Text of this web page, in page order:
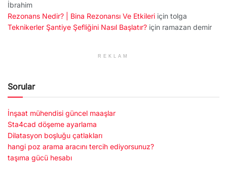
İbrahim
Rezonans Nedir? | Bina Rezonansı Ve Etkileri için tolga
Teknikerler Şantiye Şefliğini Nasıl Başlatır? için ramazan demir
REKLAM
Sorular
İnşaat mühendisi güncel maaşlar
Sta4cad döşeme ayarlama
Dilatasyon boşluğu çatlakları
hangi poz arama aracını tercih ediyorsunuz?
taşıma gücü hesabı